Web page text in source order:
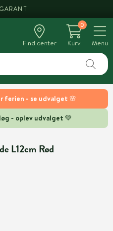
ferien - se udvalget 🌸
- oplev udvalget 💚
Find center
0
Kurv
Menu
L12cm Rød